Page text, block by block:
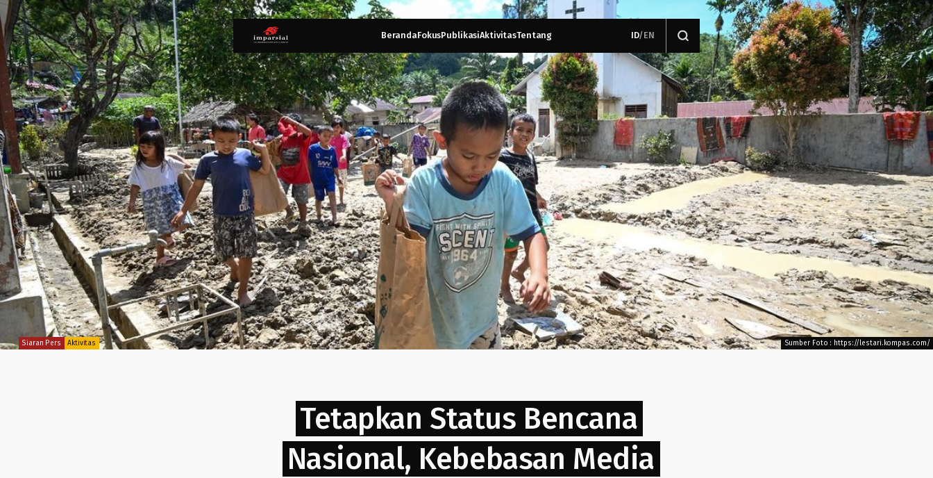
BerandaFokusPublikasiAktivitasTentang ID/EN
Sumber Foto : https://lestari.kompas.com/
Siaran Pers Aktivitas
Tetapkan Status Bencana
Nasional, Kebebasan Media